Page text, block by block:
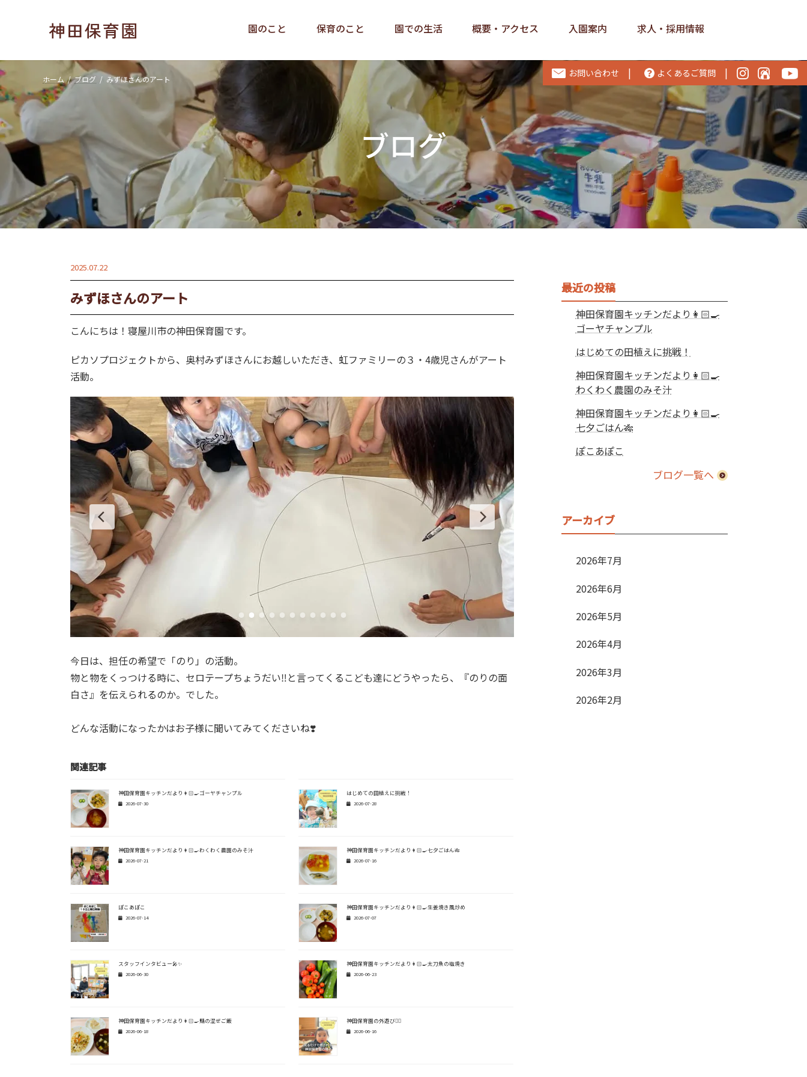
ツ
へ
ス
キ
ッ
プ
シ
ョ
ン
に
移
動
神田保育園 園のこと 保育のこと 園での生活 概要・アクセス 入園案内 求人・採用情報
お問い合わせ | よくあるご質問 |
ブログ
ホーム ブログ みずほさんのアート
2025.07.22
みずほさんのアート
こんにちは！寝屋川市の神田保育園です。
ピカソプロジェクトから、奥村みずほさんにお越しいただき、虹ファミリーの３・4歳児さんがアート
活動。
今日は、担任の希望で「のり」の活動。
物と物をくっつける時に、セロテープちょうだい‼️と言ってくるこども達にどうやったら、『のりの面
白さ』を伝えられるのか。でした。
どんな活動になったかはお子様に聞いてみてくださいね❣️
関連記事
神田保育園キッチンだより👩🏻‍🍳ゴーヤチャンプル
2026-07-30
はじめての田植えに挑戦！
2026-07-28
神田保育園キッチンだより👩🏻‍🍳わくわく農園のみそ汁
2026-07-21
神田保育園キッチンだより👩🏻‍🍳七夕ごはん🎋
2026-07-16
ぽこあぽこ
2026-07-14
神田保育園キッチンだより👩🏻‍🍳生姜焼き風炒め
2026-07-07
スタッフインタビュー🎤✨
2026-06-30
神田保育園キッチンだより👩🏻‍🍳太刀魚の塩焼き
2026-06-23
神田保育園キッチンだより👩🏻‍🍳鯖の混ぜご飯
2026-06-18
神田保育園の外遊び🏃‍♂️
2026-06-16
最近の投稿
神田保育園キッチンだより👩🏻‍🍳
ゴーヤチャンプル
はじめての田植えに挑戦！
神田保育園キッチンだより👩🏻‍🍳
わくわく農園のみそ汁
神田保育園キッチンだより👩🏻‍🍳
七夕ごはん🎋
ぽこあぽこ
ブログ一覧へ
アーカイブ
2026年7月
2026年6月
2026年5月
2026年4月
2026年3月
2026年2月